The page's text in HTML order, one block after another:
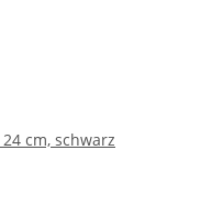
cm, schwarz